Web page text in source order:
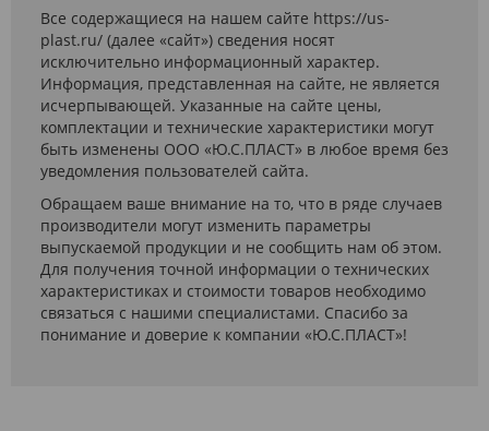
Все содержащиеся на нашем сайте https://us-
plast.ru/ (далее «сайт») сведения носят
исключительно информационный характер.
Информация, представленная на сайте, не является
исчерпывающей. Указанные на сайте цены,
комплектации и технические характеристики могут
быть изменены ООО «Ю.С.ПЛАСТ» в любое время без
уведомления пользователей сайта.
Обращаем ваше внимание на то, что в ряде случаев
производители могут изменить параметры
выпускаемой продукции и не сообщить нам об этом.
Для получения точной информации о технических
характеристиках и стоимости товаров необходимо
связаться с нашими специалистами. Спасибо за
понимание и доверие к компании «Ю.С.ПЛАСТ»!